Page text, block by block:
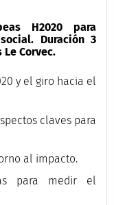
H2020 para
Duración 3
Corvec.
y el giro hacia el
claves para
al impacto.
para medir el